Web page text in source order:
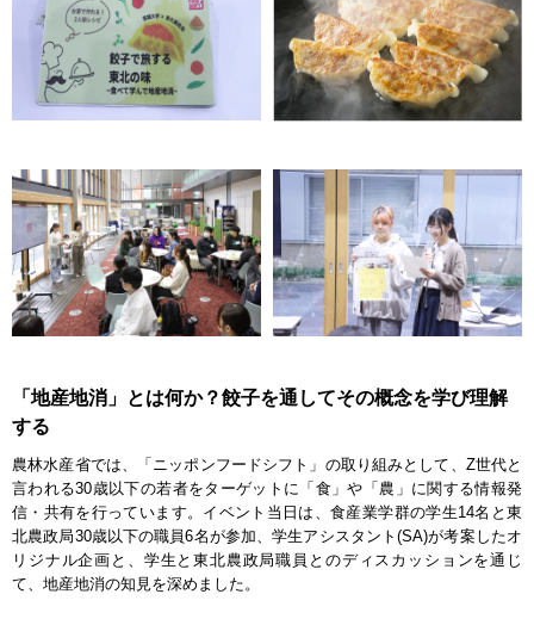
「地産地消」とは何か？餃子を通してその概念を学び理解
する
農林水産省では、「ニッポンフードシフト」の取り組みとして、Z世代と
言われる30歳以下の若者をターゲットに「食」や「農」に関する情報発
信・共有を行っています。イベント当日は、食産業学群の学生14名と東
北農政局30歳以下の職員6名が参加、学生アシスタント(SA)が考案したオ
リジナル企画と、学生と東北農政局職員とのディスカッションを通じ
て、地産地消の知見を深めました。